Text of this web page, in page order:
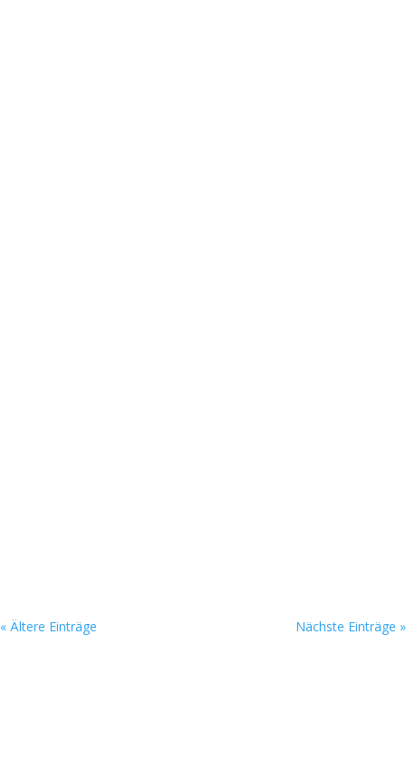
« Ältere Einträge Nächste Einträge »